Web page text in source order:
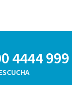
4444 999